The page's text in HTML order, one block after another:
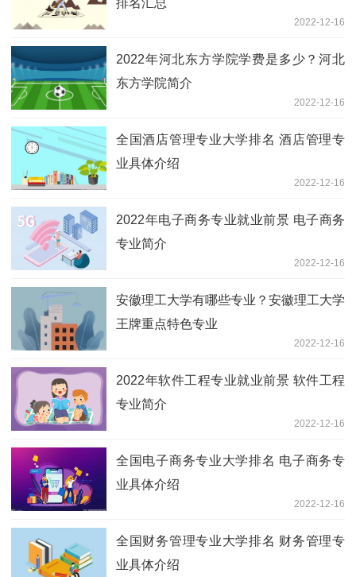
2022-12-16
2022年河北东方学院学费是多少？河北
东方学院简介
2022-12-16
全国酒店管理专业大学排名 酒店管理专
业具体介绍
2022-12-16
2022年电子商务专业就业前景 电子商务
专业简介
2022-12-16
安徽理工大学有哪些专业？安徽理工大学
王牌重点特色专业
2022-12-16
2022年软件工程专业就业前景 软件工程
专业简介
2022-12-16
全国电子商务专业大学排名 电子商务专
业具体介绍
2022-12-16
全国财务管理专业大学排名 财务管理专
业具体介绍